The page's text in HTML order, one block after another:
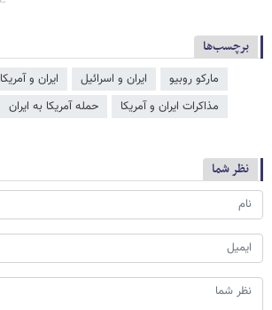
برچسب‌ها
مارکو روبیو ایران و اسرائیل
ایران و آمریکا
مذاکرات ایران و آمریکا
حمله آمریکا به ایران
نظر شما